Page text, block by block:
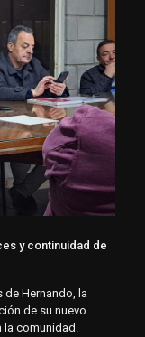
y continuidad de
de Hernando, la
de su nuevo
la comunidad.